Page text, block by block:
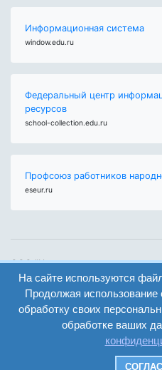
Информационная система
window.edu.ru
Федеральный центр
ресурсов
school-collection.edu.ru
Профсоюз работников
eseur.ru
ООО "Центр
образования и
консалтинга"
Волгоград 2008-
2026
На сайте используются
Продолжая использование
обработку своих
обработке ваших